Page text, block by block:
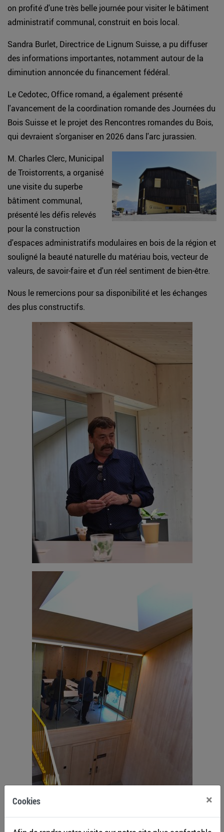
Cookies ×
on profité d'une très belle journée pour visiter le bâtiment
administratif communal, construit en bois local.
Sandra Burlet, Directrice de Lignum Suisse, a pu diffuser
des informations importantes, notamment autour de la
diminution annoncée du financement fédéral.
Le Cedotec, Office romand, a également présenté
l'avancement de la coordination romande des Journées du
Bois Suisse et le projet des Rencontres romandes du Bois,
qui devraient s'organiser en 2026 dans l'arc jurassien.
M. Charles Clerc, Municipal
de Troistorrents, a organisé
une visite du superbe
bâtiment communal,
présenté les défis relevés
pour la construction
d'espaces administratifs modulaires en bois de la région et
souligné la beauté naturelle du matériau bois, vecteur de
valeurs, de savoir-faire et d'un réel sentiment de bien-être.
Nous le remercions pour sa disponibilité et les échanges
des plus constructifs.